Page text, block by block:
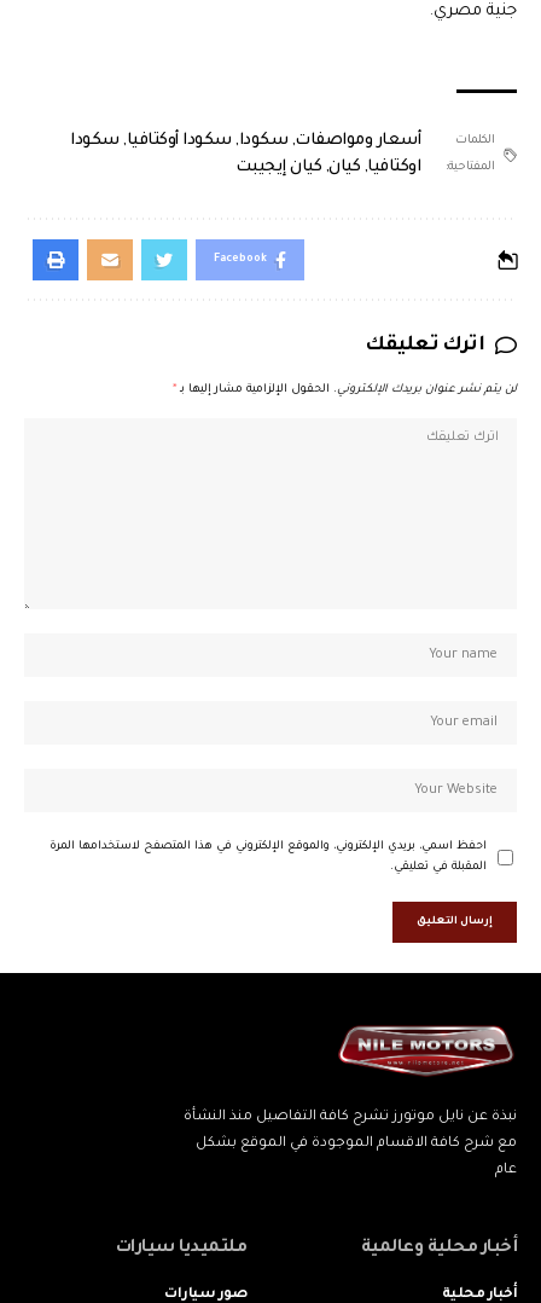
جنية مصري.
الكلمات
المفتاحية:
أسعار ومواصفات, سكودا, سكودا أوكتافيا, سكودا
اوكتافيا, كيان, كيان إيجيبت
Facebook
اترك تعليقك
لن يتم نشر عنوان بريدك الإلكتروني. الحقول الإلزامية مشار إليها بـ *
احفظ اسمي، بريدي الإلكتروني، والموقع الإلكتروني في هذا المتصفح لاستخدامها المرة
المقبلة في تعليقي.
نبذة عن نايل موتورز تشرح كافة التفاصيل منذ النشأة
مع شرح كافة الاقسام الموجودة في الموقع بشكل
عام
أخبار محلية وعالمية
أخبار محلية
ملتميديا سيارات
صور سيارات